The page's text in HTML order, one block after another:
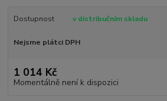
Dostupnost v distribučním skladu
Nejsme plátci DPH
1 014 Kč
Momentálně není k dispozici